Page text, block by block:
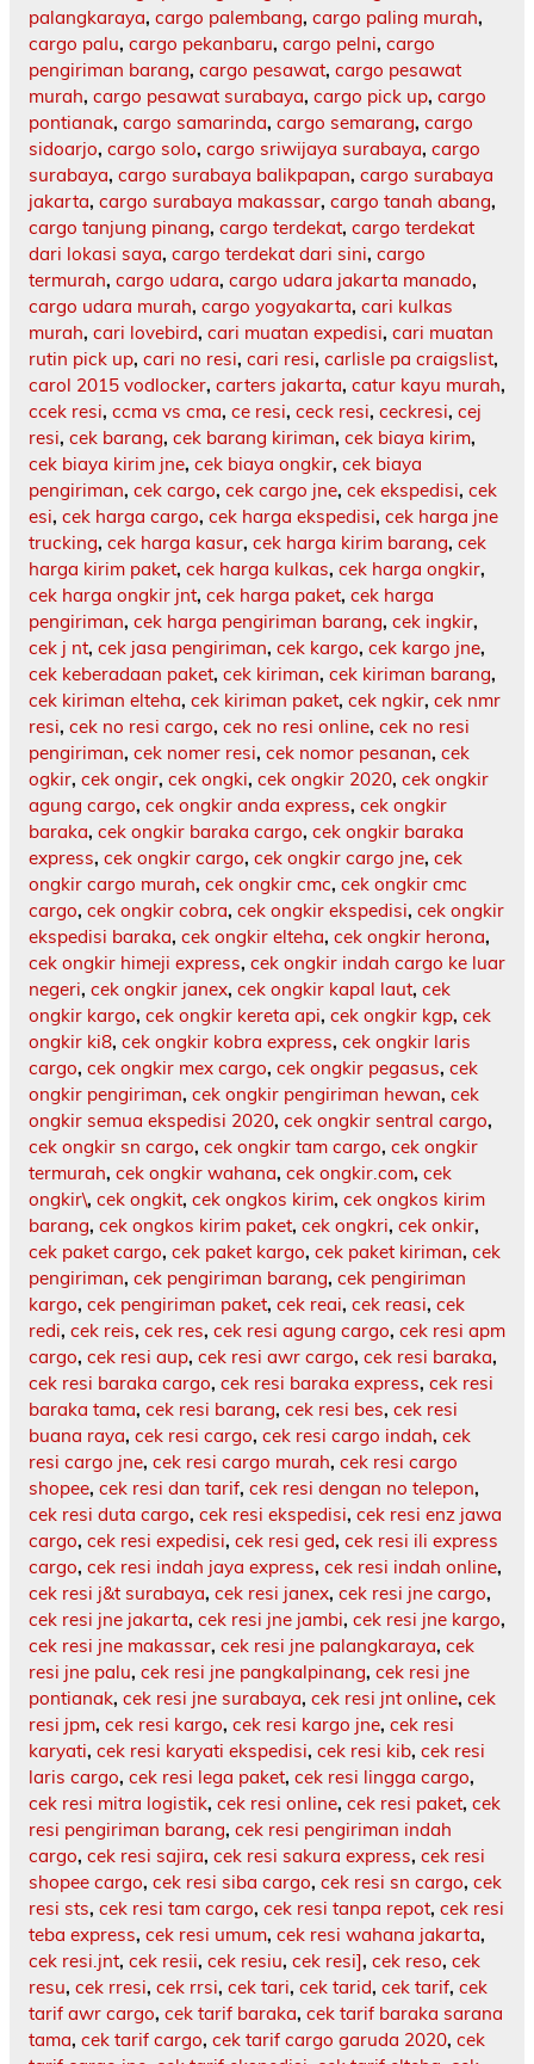
palangkaraya, cargo palembang, cargo paling murah,
cargo palu, cargo pekanbaru, cargo pelni, cargo
pengiriman barang, cargo pesawat, cargo pesawat
murah, cargo pesawat surabaya, cargo pick up, cargo
pontianak, cargo samarinda, cargo semarang, cargo
sidoarjo, cargo solo, cargo sriwijaya surabaya, cargo
surabaya, cargo surabaya balikpapan, cargo surabaya
jakarta, cargo surabaya makassar, cargo tanah abang,
cargo tanjung pinang, cargo terdekat, cargo terdekat
dari lokasi saya, cargo terdekat dari sini, cargo
termurah, cargo udara, cargo udara jakarta manado,
cargo udara murah, cargo yogyakarta, cari kulkas
murah, cari lovebird, cari muatan expedisi, cari muatan
rutin pick up, cari no resi, cari resi, carlisle pa craigslist,
carol 2015 vodlocker, carters jakarta, catur kayu murah,
ccek resi, ccma vs cma, ce resi, ceck resi, ceckresi, cej
resi, cek barang, cek barang kiriman, cek biaya kirim,
cek biaya kirim jne, cek biaya ongkir, cek biaya
pengiriman, cek cargo, cek cargo jne, cek ekspedisi, cek
esi, cek harga cargo, cek harga ekspedisi, cek harga jne
trucking, cek harga kasur, cek harga kirim barang, cek
harga kirim paket, cek harga kulkas, cek harga ongkir,
cek harga ongkir jnt, cek harga paket, cek harga
pengiriman, cek harga pengiriman barang, cek ingkir,
cek j nt, cek jasa pengiriman, cek kargo, cek kargo jne,
cek keberadaan paket, cek kiriman, cek kiriman barang,
cek kiriman elteha, cek kiriman paket, cek ngkir, cek nmr
resi, cek no resi cargo, cek no resi online, cek no resi
pengiriman, cek nomer resi, cek nomor pesanan, cek
ogkir, cek ongir, cek ongki, cek ongkir 2020, cek ongkir
agung cargo, cek ongkir anda express, cek ongkir
baraka, cek ongkir baraka cargo, cek ongkir baraka
express, cek ongkir cargo, cek ongkir cargo jne, cek
ongkir cargo murah, cek ongkir cmc, cek ongkir cmc
cargo, cek ongkir cobra, cek ongkir ekspedisi, cek ongkir
ekspedisi baraka, cek ongkir elteha, cek ongkir herona,
cek ongkir himeji express, cek ongkir indah cargo ke luar
negeri, cek ongkir janex, cek ongkir kapal laut, cek
ongkir kargo, cek ongkir kereta api, cek ongkir kgp, cek
ongkir ki8, cek ongkir kobra express, cek ongkir laris
cargo, cek ongkir mex cargo, cek ongkir pegasus, cek
ongkir pengiriman, cek ongkir pengiriman hewan, cek
ongkir semua ekspedisi 2020, cek ongkir sentral cargo,
cek ongkir sn cargo, cek ongkir tam cargo, cek ongkir
termurah, cek ongkir wahana, cek ongkir.com, cek
ongkir\, cek ongkit, cek ongkos kirim, cek ongkos kirim
barang, cek ongkos kirim paket, cek ongkri, cek onkir,
cek paket cargo, cek paket kargo, cek paket kiriman, cek
pengiriman, cek pengiriman barang, cek pengiriman
kargo, cek pengiriman paket, cek reai, cek reasi, cek
redi, cek reis, cek res, cek resi agung cargo, cek resi apm
cargo, cek resi aup, cek resi awr cargo, cek resi baraka,
cek resi baraka cargo, cek resi baraka express, cek resi
baraka tama, cek resi barang, cek resi bes, cek resi
buana raya, cek resi cargo, cek resi cargo indah, cek
resi cargo jne, cek resi cargo murah, cek resi cargo
shopee, cek resi dan tarif, cek resi dengan no telepon,
cek resi duta cargo, cek resi ekspedisi, cek resi enz jawa
cargo, cek resi expedisi, cek resi ged, cek resi ili express
cargo, cek resi indah jaya express, cek resi indah online,
cek resi j&t surabaya, cek resi janex, cek resi jne cargo,
cek resi jne jakarta, cek resi jne jambi, cek resi jne kargo,
cek resi jne makassar, cek resi jne palangkaraya, cek
resi jne palu, cek resi jne pangkalpinang, cek resi jne
pontianak, cek resi jne surabaya, cek resi jnt online, cek
resi jpm, cek resi kargo, cek resi kargo jne, cek resi
karyati, cek resi karyati ekspedisi, cek resi kib, cek resi
laris cargo, cek resi lega paket, cek resi lingga cargo,
cek resi mitra logistik, cek resi online, cek resi paket, cek
resi pengiriman barang, cek resi pengiriman indah
cargo, cek resi sajira, cek resi sakura express, cek resi
shopee cargo, cek resi siba cargo, cek resi sn cargo, cek
resi sts, cek resi tam cargo, cek resi tanpa repot, cek resi
teba express, cek resi umum, cek resi wahana jakarta,
cek resi.jnt, cek resii, cek resiu, cek resi], cek reso, cek
resu, cek rresi, cek rrsi, cek tari, cek tarid, cek tarif, cek
tarif awr cargo, cek tarif baraka, cek tarif baraka sarana
tama, cek tarif cargo, cek tarif cargo garuda 2020, cek